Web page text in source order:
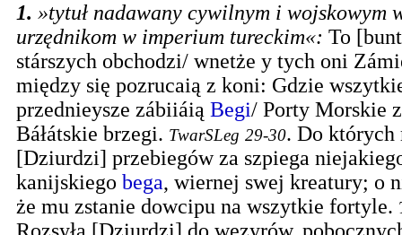
1. »tytuł nadawany cywilnym i wojskowym
urzędnikom w imperium tureckim«: To
stárszych obchodzi/ wnetże y tych oni
między się pozrucaią z koni: Gdzie
przednieysze zábiiáią Begi/ Porty Morskie
Báłátskie brzegi. TwarSLeg 29-30. Do których
[Dziurdzi] przebiegów za szpiega
kanijskiego bega, wiernej swej kreatury; o
że mu zstanie dowcipu na wszytkie fortyle.